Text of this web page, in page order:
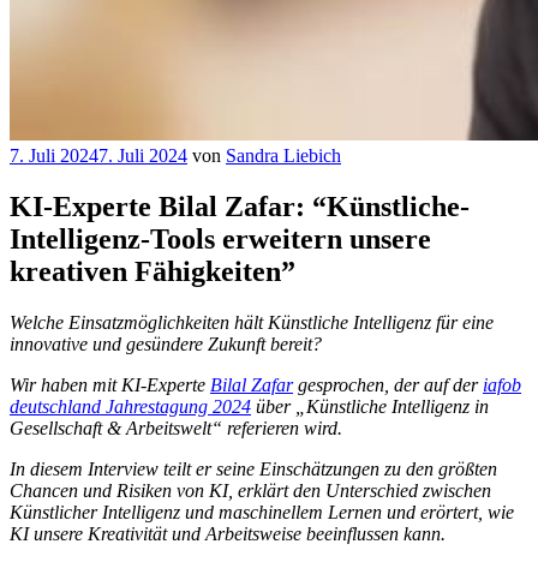
Veröffentlicht
7. Juli 20247. Juli 2024 von Sandra Liebich
KI-Experte Bilal Zafar: “Künstliche-
Intelligenz-Tools erweitern unsere
kreativen Fähigkeiten”
Welche Einsatzmöglichkeiten hält Künstliche Intelligenz für eine
innovative und gesündere Zukunft bereit?
Wir haben mit KI-Experte Bilal Zafargesprochen, der auf der iafob
deutschland Jahrestagung 2024 über „Künstliche Intelligenz in
Gesellschaft & Arbeitswelt“ referieren wird.
In diesem Interview teilt er seine Einschätzungen zu den größten
Chancen und Risiken von KI, erklärt den Unterschied zwischen
Künstlicher Intelligenz und maschinellem Lernen und erörtert, wie
KI unsere Kreativität und Arbeitsweise beeinflussen kann.